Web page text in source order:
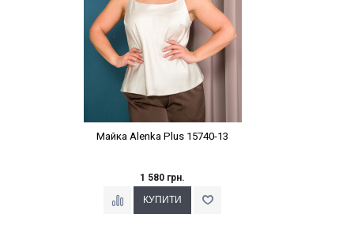
Майка Alenka Plus 15740-13
1 580 грн.